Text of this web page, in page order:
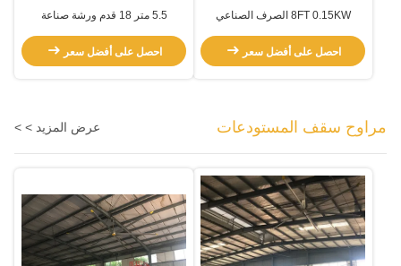
8FT 0.15KW الصرف الصناعي
احصل على أفضل سعر
5.5 متر 18 قدم ورشة صناعة
احصل على أفضل سعر
مراوح سقف المستودعات عرض المزيد > >